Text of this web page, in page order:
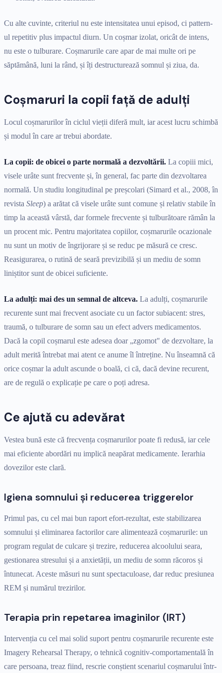
Cu alte cuvinte, criteriul nu este intensitatea unui episod, ci pattern-
ul repetitiv plus impactul diurn. Un coșmar izolat, oricât de intens,
nu este o tulburare. Coșmarurile care apar de mai multe ori pe
săptămână, luni la rând, și îți destructurează somnul și ziua, da.
Coșmaruri la copii față de adulți
Locul coșmarurilor în ciclul vieții diferă mult, iar acest lucru schimbă
și modul în care ar trebui abordate.
La copii: de obicei o parte normală a dezvoltării. La copiii mici,
visele urâte sunt frecvente și, în general, fac parte din dezvoltarea
normală. Un studiu longitudinal pe preșcolari (Simard et al., 2008, în
revista Sleep) a arătat că visele urâte sunt comune și relativ stabile în
timp la această vârstă, dar formele frecvente și tulburătoare rămân la
un procent mic. Pentru majoritatea copiilor, coșmarurile ocazionale
nu sunt un motiv de îngrijorare și se reduc pe măsură ce cresc.
Reasigurarea, o rutină de seară previzibilă și un mediu de somn
liniștitor sunt de obicei suficiente.
La adulți: mai des un semnal de altceva. La adulți, coșmarurile
recurente sunt mai frecvent asociate cu un factor subiacent: stres,
traumă, o tulburare de somn sau un efect advers medicamentos.
Dacă la copil coșmarul este adesea doar „zgomot" de dezvoltare, la
adult merită întrebat mai atent ce anume îl întreține. Nu înseamnă că
orice coșmar la adult ascunde o boală, ci că, dacă devine recurent,
are de regulă o explicație pe care o poți adresa.
Ce ajută cu adevărat
Vestea bună este că frecvența coșmarurilor poate fi redusă, iar cele
mai eficiente abordări nu implică neapărat medicamente. Ierarhia
dovezilor este clară.
Igiena somnului și reducerea triggerelor
Primul pas, cu cel mai bun raport efort-rezultat, este stabilizarea
somnului și eliminarea factorilor care alimentează coșmarurile: un
program regulat de culcare și trezire, reducerea alcoolului seara,
gestionarea stresului și a anxietății, un mediu de somn răcoros și
întunecat. Aceste măsuri nu sunt spectaculoase, dar reduc presiunea
REM și numărul trezirilor.
Terapia prin repetarea imaginilor (IRT)
Intervenția cu cel mai solid suport pentru coșmarurile recurente este
Imagery Rehearsal Therapy, o tehnică cognitiv-comportamentală în
care persoana, treaz fiind, rescrie conștient scenariul coșmarului într-